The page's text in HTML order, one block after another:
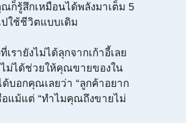
ณก็รู้สึกเหมือนได้พลังมาเต็ม 5
ใช้ชีวิตแบบเดิม
รายังไม่ได้ลุกจากเก้าอี้เลย
ม่ได้ช่วยให้คุณขายของใน
บอกคุณเลยว่า “ลูกค้าอยาก
อแม้แต่ “ทำไมคุณถึงขายไม่